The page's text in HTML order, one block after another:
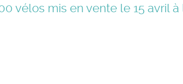
vélos mis en vente le 15 avril à